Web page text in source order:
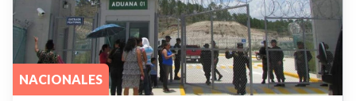
NACIONALES